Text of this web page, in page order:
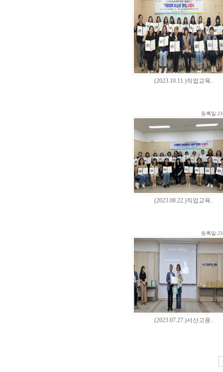
(2023.10.11.)직업교육..
등록일
(2023.08.22.)직업교육..
등록일
(2023.07.27.)서산고용..